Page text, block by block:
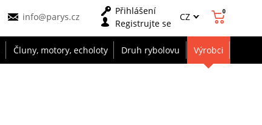
info@parys.cz
Přihlášení
Registrujte se
CZ 0
Čluny, motory, echoloty Druh rybolovu Výrobci